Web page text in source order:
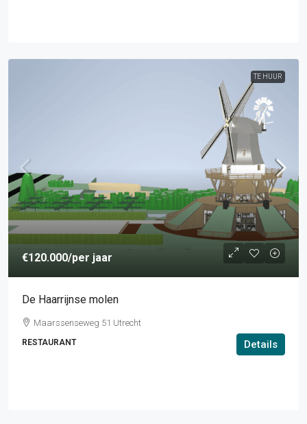
TE HUUR
€120.000/per jaar
De Haarrijnse molen
Maarssenseweg 51 Utrecht
RESTAURANT Details